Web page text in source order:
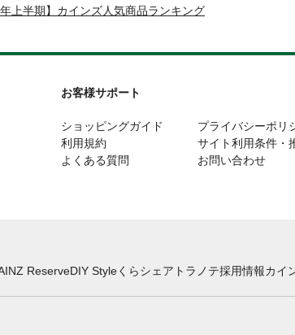
年上半期】カインズ人気商品ランキング
お客様サポート
ショッピングガイド
利用規約
よくある質問
プライバシーポリ
サイト利用条件・
お問い合わせ
ReserveDIY Styleくらシェア トラノテ採用情報カイ